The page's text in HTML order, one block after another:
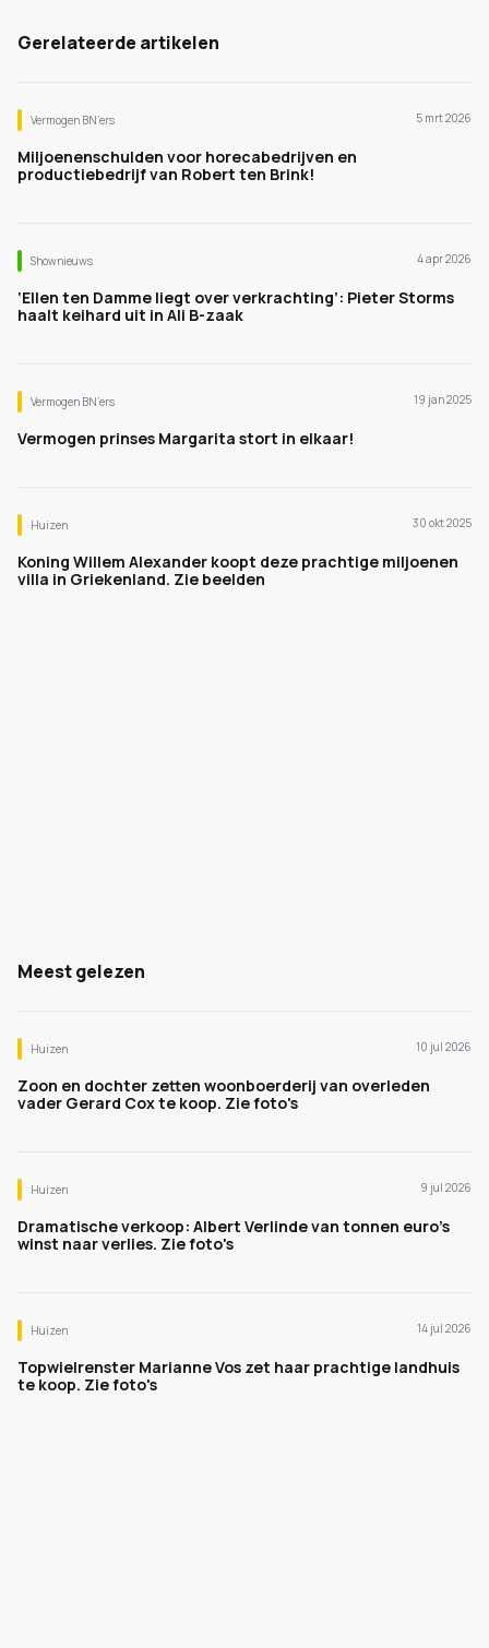
Gerelateerde artikelen
Vermogen BN’ers 5 mrt 2026
Miljoenenschulden voor horecabedrijven en
productiebedrijf van Robert ten Brink!
Shownieuws 4 apr 2026
‘Ellen ten Damme liegt over verkrachting’: Pieter Storms
haalt keihard uit in Ali B-zaak
Vermogen BN’ers 19 jan 2025
Vermogen prinses Margarita stort in elkaar!
Huizen 30 okt 2025
Koning Willem Alexander koopt deze prachtige miljoenen
villa in Griekenland. Zie beelden
Meest gelezen
Huizen 10 jul 2026
Zoon en dochter zetten woonboerderij van overleden
vader Gerard Cox te koop. Zie foto's
Huizen 9 jul 2026
Dramatische verkoop: Albert Verlinde van tonnen euro's
winst naar verlies. Zie foto's
Huizen 14 jul 2026
Topwielrenster Marianne Vos zet haar prachtige landhuis
te koop. Zie foto's